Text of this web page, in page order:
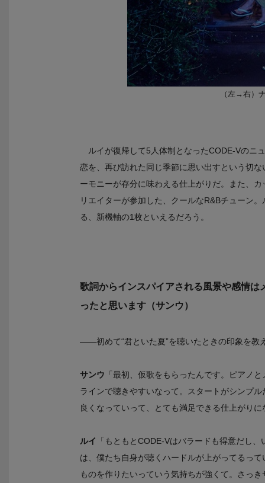
（左→右）
ルイが復帰して5人体制となったCODE-Vのニ
恋を、再び訪れた同じ季節に思い出すという切
ーモニーが存分に味わえる仕上がりだ。また、
リエイターが参加した、クールなR&Bチューン
る、新機軸の1枚といえるだろう。
歌詞からインスパイアされる風景や感情
ったと思います（サンウ）
――初めて“君といた夏”を聴いたときの印象を教
サンウ 「最初、仮歌をもらったんです。ピアノ
ラインで聴きやすいなって。スタートがシンプ
良くなっていって、とても満足できる仕上がりに
ルイ
「もともとCODE-Vはバラードも得意だし
は、僕たち自身が聴くハードルが上がってるっ
ものを作りたいっていう気持ちが強くて。さっ